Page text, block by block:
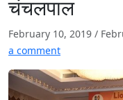
चंचलपाल
February 10, 2019 /
a comment